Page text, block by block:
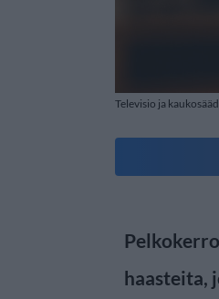
Televisio ja
haasteita,